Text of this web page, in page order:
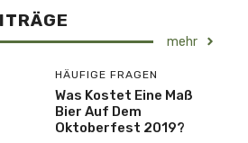
mehr
HÄUFIGE FRAGEN
Was Kostet Eine Maß
Bier Auf Dem
Oktoberfest 2019?